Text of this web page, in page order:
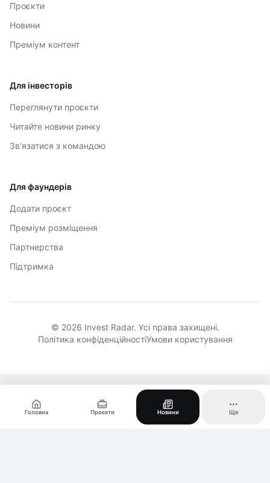
Проєкти
Новини
Преміум контент
Для інвесторів
Переглянути проєкти
Читайте новини ринку
Зв'язатися з командою
Для фаундерів
Додати проєкт
Преміум розміщення
Партнерства
Підтримка
© 2026 Invest Radar. Усі права захищені.
Політика конфіденційностіУмови користування
Головна Проєкти Новини Ще